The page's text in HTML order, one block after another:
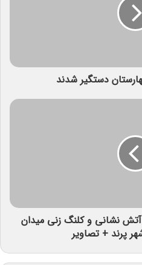
دستگیر شدند
آتش نشانی و کلنگ زنی میدان
پرند + تصاویر